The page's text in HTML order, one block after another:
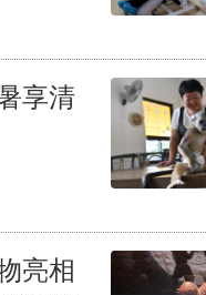
享清
亮相